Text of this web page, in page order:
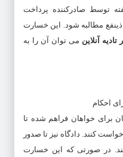
توسط صادرکننده پرداخت
مطالبه شود. این خسارت
تادیه آنلاین می توان آن را به
احکام
برای خواهان فراهم شده تا
کنند. دادگاه نیز تا صدور
در صورتی که این خسارت